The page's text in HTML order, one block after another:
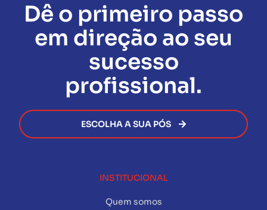
Dê o primeiro passo
em direção ao seu
sucesso
profissional.
ESCOLHA A SUA PÓS
INSTITUCIONAL
Quem somos